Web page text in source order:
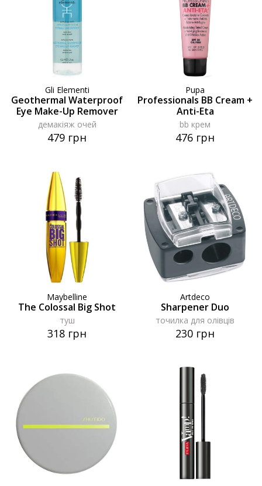
Gli Elementi
Geothermal Waterproof
Eye Make-Up Remover
демакіяж очей
479 грн
Pupa
Professionals BB Cream +
Anti-Eta
bb крем
476 грн
Maybelline
The Colossal Big Shot
туш
318 грн
Artdeco
Sharpener Duo
точилка для олівців
230 грн